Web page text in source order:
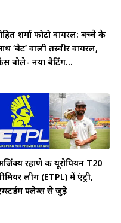
शर्मा फोटो वायरल: बच्चे के
‘बैट’ वाली तस्वीर वायरल,
बोले- नया बैटिंग...
रहाणे की यूरोपियन T20
लीग (ETPL) में एंट्री,
फ्लेम्स से जुड़े